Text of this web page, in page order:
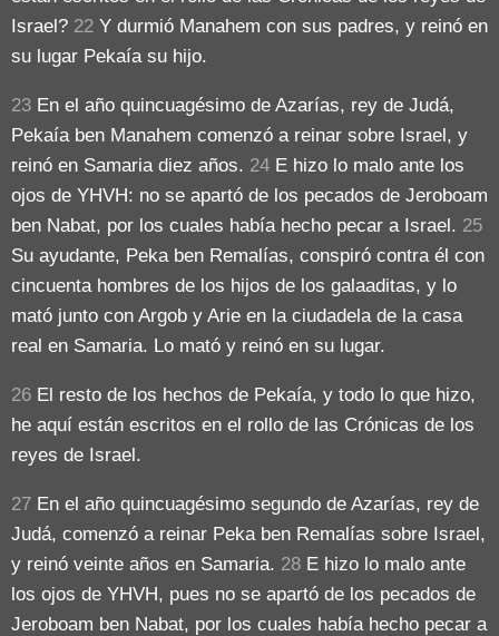
Israel? 22 Y durmió Manahem con sus padres, y reinó en
su lugar Pekaía su hijo.
23 En el año quincuagésimo de Azarías, rey de Judá,
Pekaía ben Manahem comenzó a reinar sobre Israel, y
reinó en Samaria diez años. 24 E hizo lo malo ante los
ojos de YHVH: no se apartó de los pecados de Jeroboam
ben Nabat, por los cuales había hecho pecar a Israel. 25
Su ayudante, Peka ben Remalías, conspiró contra él con
cincuenta hombres de los hijos de los galaaditas, y lo
mató junto con Argob y Arie en la ciudadela de la casa
real en Samaria. Lo mató y reinó en su lugar.
26 El resto de los hechos de Pekaía, y todo lo que hizo,
he aquí están escritos en el rollo de las Crónicas de los
reyes de Israel.
27 En el año quincuagésimo segundo de Azarías, rey de
Judá, comenzó a reinar Peka ben Remalías sobre Israel,
y reinó veinte años en Samaria. 28 E hizo lo malo ante
los ojos de YHVH, pues no se apartó de los pecados de
Jeroboam ben Nabat, por los cuales había hecho pecar a